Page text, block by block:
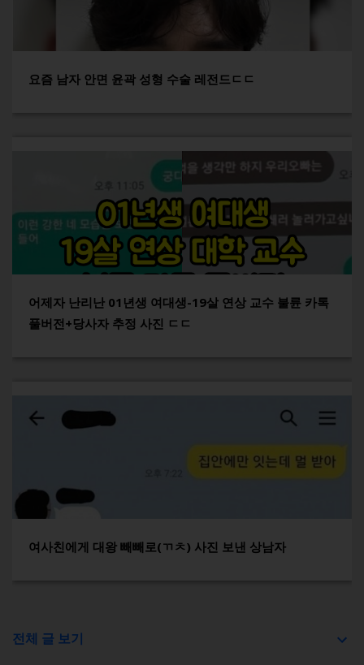
요즘 남자 안면 윤곽 성형 수술 레전드ㄷㄷ
어제자 난리난 01년생 여대생-19살 연상 교수 불륜 카톡
풀버전+당사자 추정 사진 ㄷㄷ
여사친에게 대왕 빼빼로(ㄲㅊ) 사진 보낸 상남자
전체 글 보기